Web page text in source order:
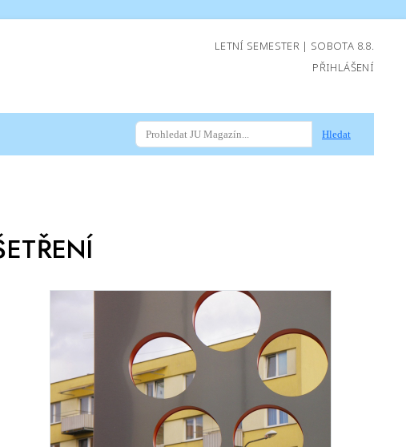
LETNÍ SEMESTER | SOBOTA 8.8.
PŘIHLÁŠENÍ
Hledat